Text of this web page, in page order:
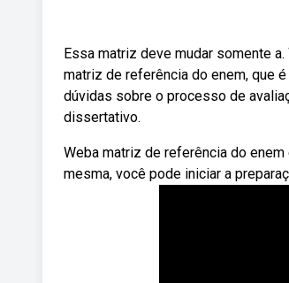
Essa matriz deve mudar somente
matriz de referência do enem, que
dúvidas sobre o processo de
dissertativo.
Weba matriz de referência do
mesma, você pode iniciar a